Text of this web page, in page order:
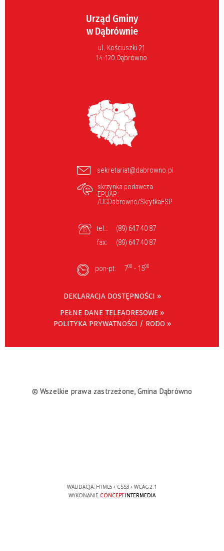
Urząd Gminy
w Dąbrównie
ul. Kościuszki 21
14-120 Dąbrówno
sekretariat@dabrowno.pl
skrzynka podawcza
EPUAP:
/UGDabrowno/SkrytkaESP
tel.:
(89) 647 40 87
fax:
(89) 647 40 87
pon-pt: 700 - 1500
DEKLARACJA DOSTĘPNOŚCI »
PEŁNE DANE TELEADRESOWE »
POLITYKA PRYWATNOŚCI / RODO »
© Wszelkie prawa zastrzeżone, Gmina Dąbrówno
WALIDACJA: HTML5+ CSS3+ WCAG 2.1
WYKONANIE CONCEPTINTERMEDIA